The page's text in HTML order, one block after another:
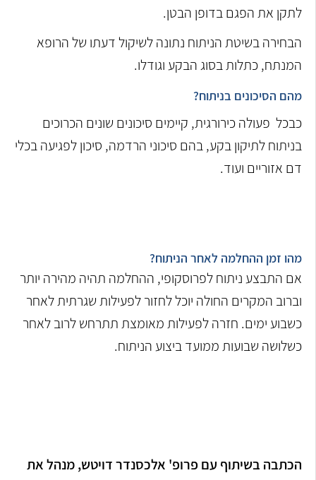
לתקן את הפגם בדופן הבטן.
הבחירה בשיטת הניתוח נתונה לשיקול דעתו של הרופא
המנתח, כתלות בסוג הבקע וגודלו.
מהם הסיכונים בניתוח?
כבכל פעולה כירורגית, קיימים סיכונים שונים הכרוכים
בניתוח לתיקון בקע, בהם סיכוני הרדמה, סיכון לפגיעה בכלי
דם אזוריים ועוד.
מהו זמן ההחלמה לאחר הניתוח?
אם התבצע ניתוח לפרוסקופי, ההחלמה תהיה מהירה יותר
וברוב המקרים החולה יוכל לחזור לפעילות שגרתית לאחר
כשבוע ימים. חזרה לפעילות מאומצת תתרחש לרוב לאחר
כשלושה שבועות ממועד ביצוע הניתוח.
הכתבה בשיתוף עם פרופ' אלכסנדר דויטש, מנהל את